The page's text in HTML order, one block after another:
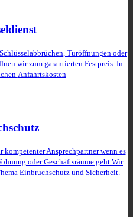
Türöffnungen oder
wir zum garantierten Festpreis. In
Anfahrtskosten
Ansprechpartner wenn es
oder Geschäftsräume geht.Wir
Einbruchschutz und Sicherheit.